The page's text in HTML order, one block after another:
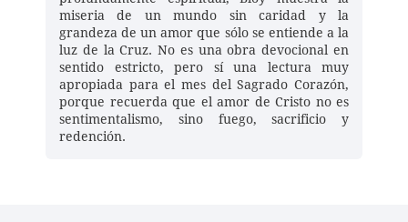
miseria de un mundo sin caridad y la
grandeza de un amor que sólo se entiende a la
luz de la Cruz. No es una obra devocional en
sentido estricto, pero sí una lectura muy
apropiada para el mes del Sagrado Corazón,
porque recuerda que el amor de Cristo no es
sentimentalismo, sino fuego, sacrificio y
redención.